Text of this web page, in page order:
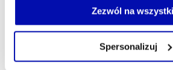
możesz łatwo zarządzać swoimi
własnej przeglądarce internetowej
Zezwól na
Spersonalizuj